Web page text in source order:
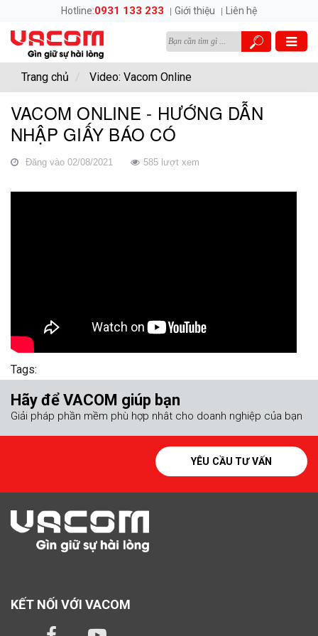
Hotline:0931 133 233 Giới thiệu Liên hệ
Trang chủ Video: Vacom Online
VACOM ONLINE - HƯỚNG DẪN
NHẬP GIẤY BÁO CÓ
Đăng vào 02/08/2021 585 lượt xem
Tags:
Hãy để VACOM giúp bạn
Giải pháp phần mềm phù hợp nhât cho doanh nghiệp của bạn
YÊU CẦU TƯ VẤN
KẾT NỐI VỚI VACOM